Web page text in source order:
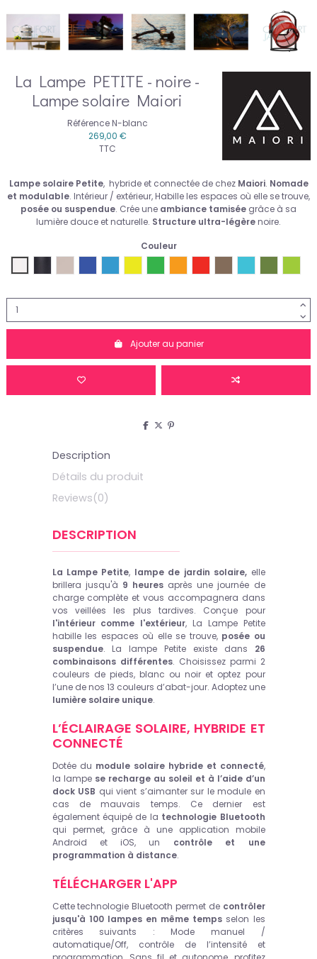
La Lampe PETITE - noire -
Lampe solaire Maiori
Référence N-blanc
269,00 €
TTC
Lampe solaire Petite, hybride et connectée de chez Maiori. Nomade
et modulable. Intérieur / extérieur, Habille les espaces où elle se trouve,
posée ou suspendue. Crée une ambiance tamisée grâce à sa
lumière douce et naturelle. Structure ultra-légère noire.
Couleur
Ajouter au panier
Description
Détails du produit
Reviews(0)
DESCRIPTION
La Lampe Petite, lampe de jardin solaire, elle
brillera jusqu'à 9 heuresaprès une journée de
charge complète et vous accompagnera dans
vos veillées les plus tardives. Conçue pour
l'intérieur comme l'extérieur, La Lampe Petite
habille les espaces où elle se trouve, posée ou
suspendue. La lampe Petite existe dans 26
combinaisons différentes. Choisissez parmi 2
couleurs de pieds, blanc ou noir et optez pour
l’une de nos 13 couleurs d’abat-jour. Adoptez une
lumière solaire unique.
L’ÉCLAIRAGE SOLAIRE, HYBRIDE ET
CONNECTÉ
Dotée du module solaire hybride et connecté,
la lampe se recharge au soleil et à l’aide d’un
dock USB qui vient s’aimanter sur le module en
cas de mauvais temps. Ce dernier est
également équipé de la technologie Bluetooth
qui permet, grâce à une application mobile
Android et iOS, un contrôle et une
programmation à distance.
TÉLÉCHARGER L'APP
Cette technologie Bluetooth permet de contrôler
jusqu'à 100 lampes en même temps selon les
critères suivants : Mode manuel /
automatique/Off, contrôle de l’intensité et